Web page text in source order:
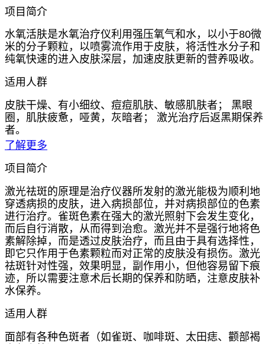
项目简介
水氧活肤是水氧治疗仪利用强压氧气和水，以小于80微
米的分子颗粒，以喷雾流作用于皮肤，将活性水分子和
纯氧快速的进入皮肤深层，加速皮肤更新的营养吸收。
适用人群
皮肤干燥、有小细纹、痘痘肌肤、敏感肌肤者； 黑眼
圈，肌肤疲惫，哑黄，灰暗者； 激光治疗后返黑期保养
者。
了解更多
项目简介
激光祛斑的原理是治疗仪器所发射的激光能极为顺利地
穿透病损的皮肤，进入病损部位，并对病损部位的色素
进行治疗。雀斑色素在强大的激光照射下会发生变化，
而后自行消散，从而得到治愈。激光并不是强行地将色
素解除掉，而是透过皮肤治疗，而且由于具有选择性，
即它只作用于色素颗粒而对正常的皮肤没有损伤。激光
祛斑针对性强，效果明显，副作用小，但他容易留下痕
迹，所以需要注意术后长期的保养和防晒，注意皮肤补
水保养。
适用人群
面部有各种色斑者（如雀斑、咖啡斑、太田痣、颧部褐